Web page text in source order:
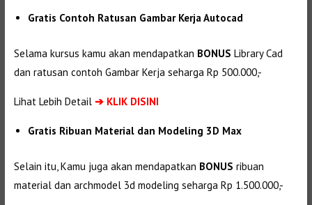
Gratis Contoh Ratusan Gambar Kerja Autocad
Selama kursus kamu akan mendapatkan BONUS Library Cad
dan ratusan contoh Gambar Kerja seharga Rp 500.000,-
Lihat Lebih Detail ➔ KLIK DISINI
Gratis Ribuan Material dan Modeling 3D Max
Selain itu, Kamu juga akan mendapatkan BONUS ribuan
material dan archmodel 3d modeling seharga Rp 1.500.000,-